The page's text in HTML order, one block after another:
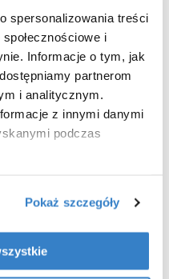
spersonalizowania treści
i
Informacje o tym, jak
partnerom
i analitycznym.
z innymi danymi
podczas
Pokaż szczegóły
recyklingu,
na świecie
falistej składają
i tektury z
-